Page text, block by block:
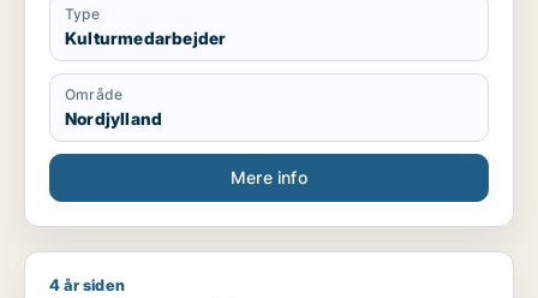
Type
Kulturmedarbejder
Område
Nordjylland
Mere info
Christian søger job som marketingmedarbejder / sælger /
4 år siden